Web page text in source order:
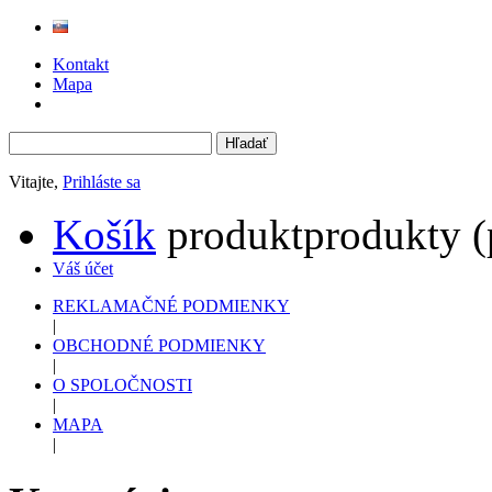
Kontakt
Mapa
Vitajte, Prihláste sa
Košík produktprodukty
Váš účet
REKLAMAČNÉ PODMIENKY
|
OBCHODNÉ PODMIENKY
|
O SPOLOČNOSTI
|
MAPA
|